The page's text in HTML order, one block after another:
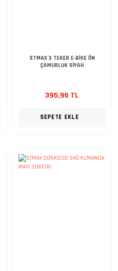
STMAX 3 TEKER E-BİKE ÖN
ÇAMURLUK SİYAH
395,96 TL
SEPETE EKLE